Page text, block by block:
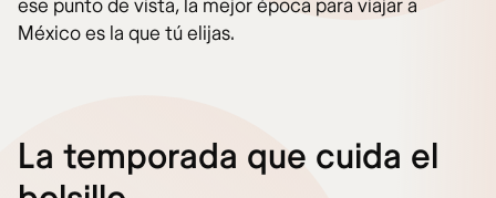
ese punto de vista, la mejor época para viajar a
México es la que tú elijas.
La temporada que cuida el